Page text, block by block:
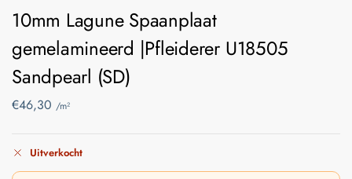
10mm Lagune Spaanplaat
gemelamineerd |Pfleiderer U18505
Sandpearl (SD)
€46,30 /m²
Uitverkocht